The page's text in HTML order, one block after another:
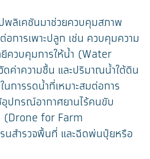
พลิเคชันมาช่วยควบคุมสภาพ
อการเพาะปลูก เช่น ควบคุมความ
ควบคุมการให้น้ำ (Water
ค่าความชื้น และปริมาณน้ำใต้ดิน
การรดน้ำที่เหมาะสมต่อการ
ปกรณ์อากาศยานไร้คนขับ
(Drone for Farm
นสำรวจพื้นที่ และฉีดพ่นปุ๋ยหรือ